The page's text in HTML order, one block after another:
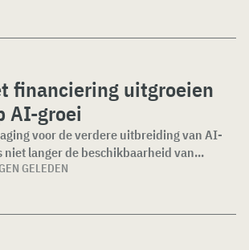
financiering uitgroeien
AI-groei
voor de verdere uitbreiding van AI-
langer de beschikbaarheid van...
GELEDEN